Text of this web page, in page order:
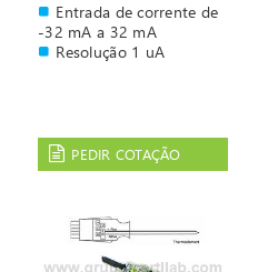
Entrada de corrente de
-32 mA a 32 mA
Resolução 1 uA
PEDIR COTAÇÃO